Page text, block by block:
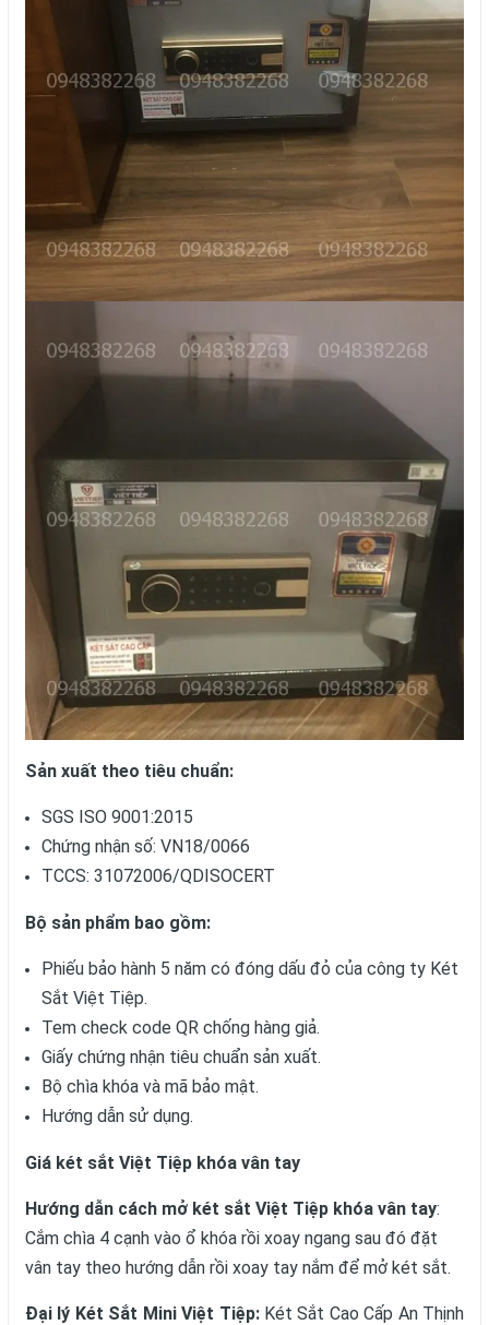
Sản xuất theo tiêu chuẩn:
SGS ISO 9001:2015
Chứng nhận số: VN18/0066
TCCS: 31072006/QDISOCERT
Bộ sản phẩm bao gồm:
Phiếu bảo hành 5 năm có đóng dấu đỏ của công ty Két
Sắt Việt Tiệp.
Tem check code QR chống hàng giả.
Giấy chứng nhận tiêu chuẩn sản xuất.
Bộ chìa khóa và mã bảo mật.
Hướng dẫn sử dụng.
Giá két sắt Việt Tiệp khóa vân tay
Hướng dẫn cách mở két sắt Việt Tiệp khóa vân tay:
Cắm chìa 4 cạnh vào ổ khóa rồi xoay ngang sau đó đặt
vân tay theo hướng dẫn rồi xoay tay nắm để mở két sắt.
Đại lý Két Sắt Mini Việt Tiệp:Két Sắt Cao Cấp An Thịnh